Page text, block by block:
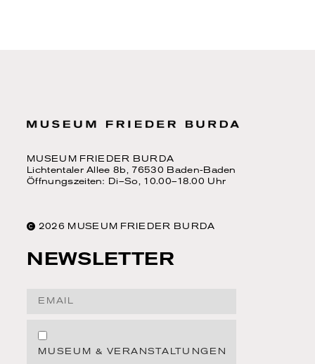
MUSEUM FRIEDER BURDA
Lichtentaler Allee 8b, 76530 Baden-Baden
Öffnungszeiten: Di–So, 10.00–18.00 Uhr
2026 MUSEUM FRIEDER BURDA
NEWSLETTER
Email Address
MUSEUM & VERANSTALTUNGEN
Wir verwenden Cookies, um Ihnen ein optimales